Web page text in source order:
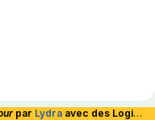
par Lydra avec des Logiciels Libres et hébergé en